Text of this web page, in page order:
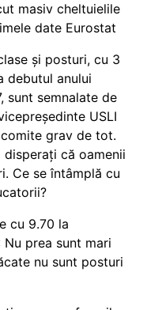
masiv cheltuielile
date Eurostat
și posturi, cu 3
debutul anului
sunt semnalate de
USLI
grav de tot.
că oamenii
Ce se întâmplă cu
cu 9.70 la
prea sunt mari
nu sunt posturi